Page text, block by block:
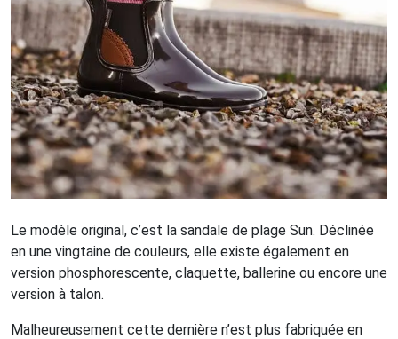
Le modèle original, c’est la sandale de plage Sun. Déclinée
en une vingtaine de couleurs, elle existe également en
version phosphorescente, claquette, ballerine ou encore une
version à talon.
Malheureusement cette dernière n’est plus fabriquée en